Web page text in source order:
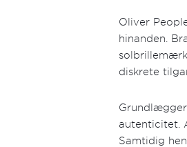
Oliver
hinanden.
diskrete
autenticitet.
Samtidig